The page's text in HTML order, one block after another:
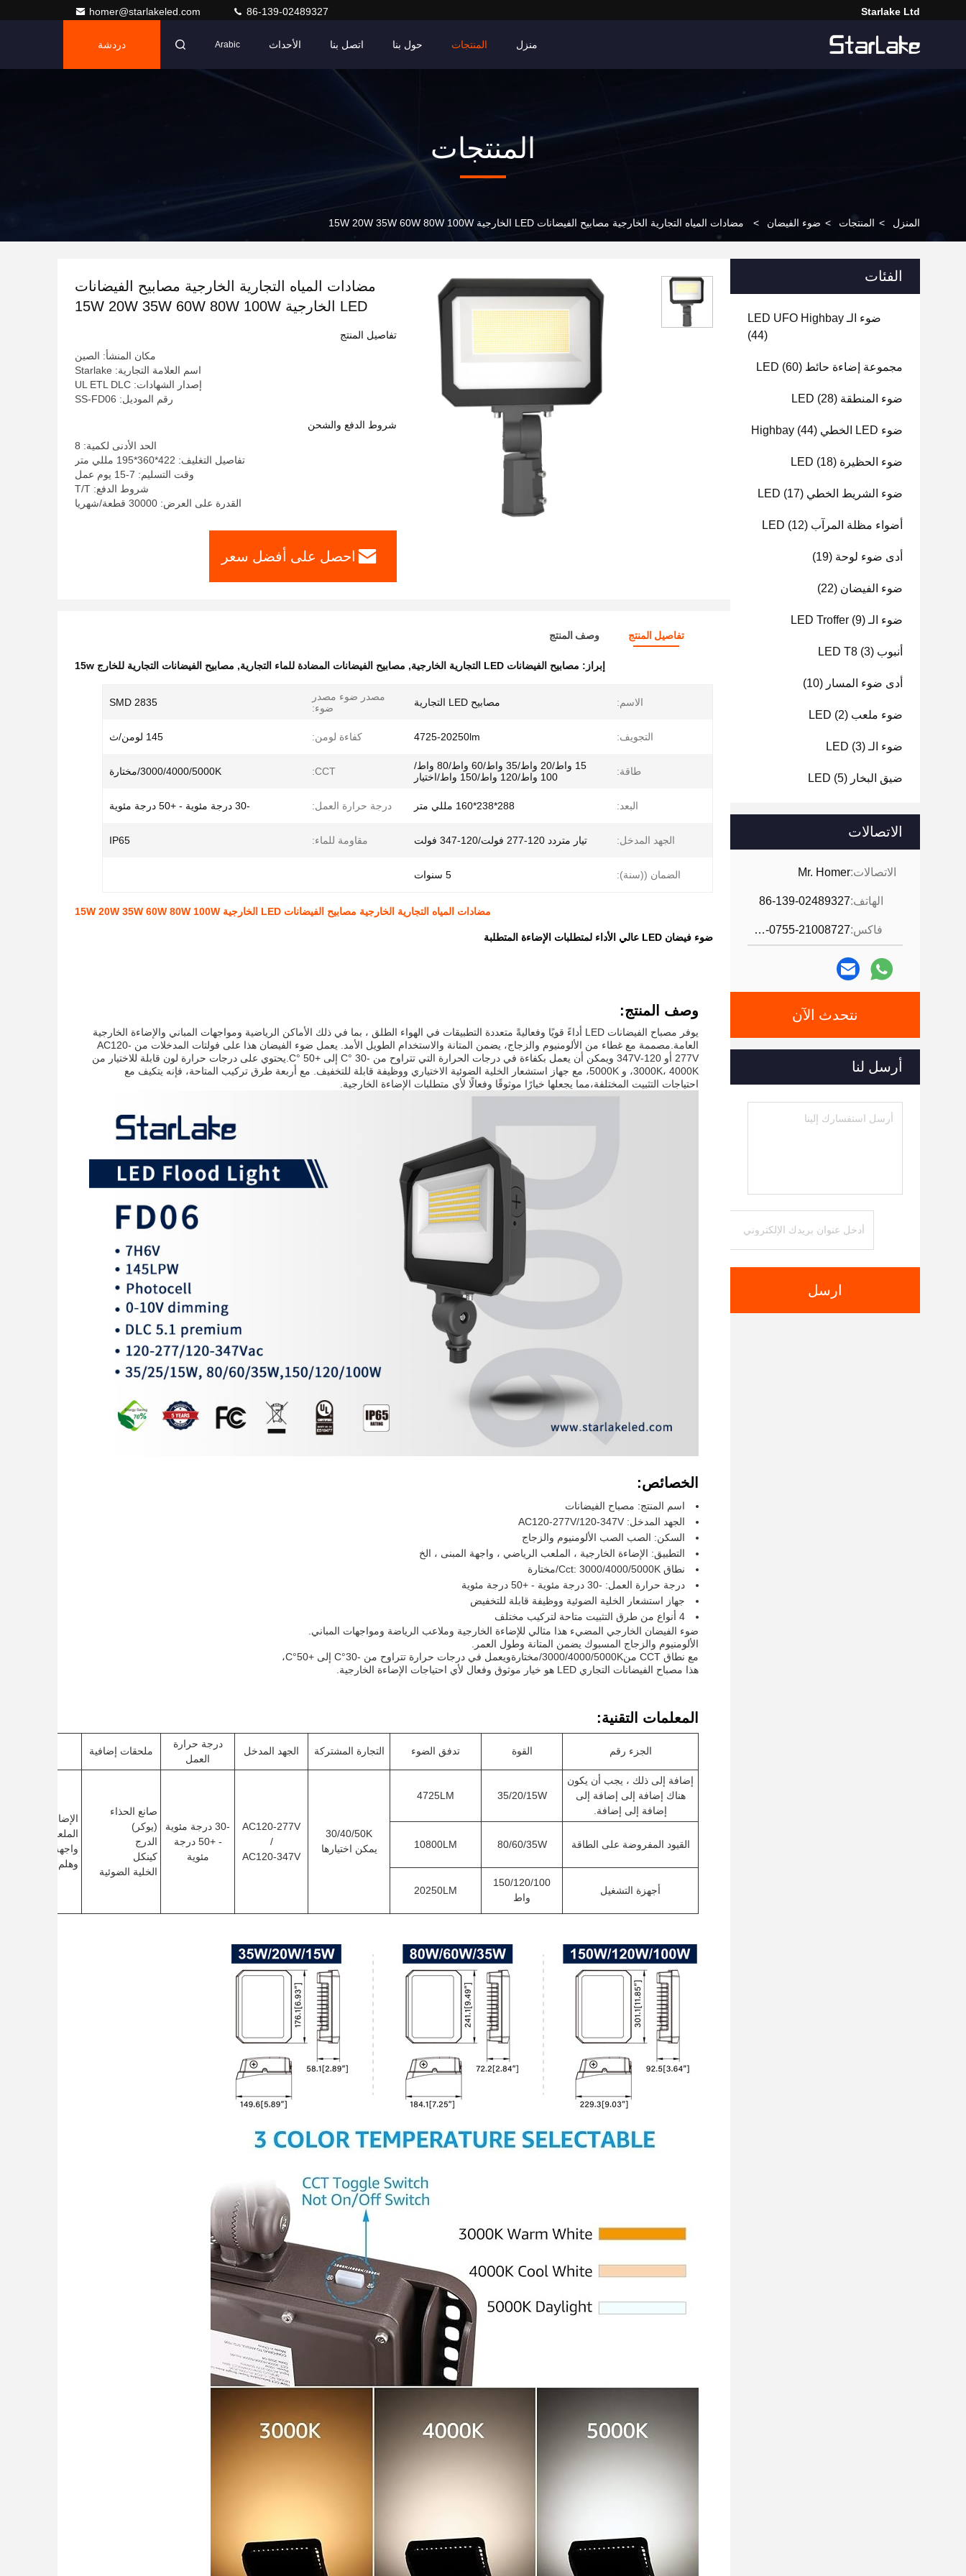
Starlake Ltd
homer@starlakeled.com 86-139-02489327
منزل المنتجات حول بنا اتصل بنا الأحداث Arabic دردشة
المنتجات
المنزل > المنتجات > ضوء الفيضان > مضادات المياه التجارية الخارجية مصابيح الفيضانات LED الخارجية 15W 20W 35W 60W 80W 100W
الفئات
ضوء الـ LED UFO Highbay
(44)
مجموعة إضاءة حائط LED (60)
ضوء المنطقة LED (28)
ضوء LED الخطي Highbay (44)
ضوء الحظيرة LED (18)
ضوء الشريط الخطي LED (17)
أضواء مظلة المرآب LED (12)
أدى ضوء لوحة (19)
ضوء الفيضان (22)
ضوء الـ LED Troffer (9)
أنبوب LED T8 (3)
أدى ضوء المسار (10)
ضوء ملعب LED (2)
ضوء الـ LED (3)
ضيق البخار LED (5)
الاتصالات
الاتصالات:Mr. Homer
الهاتف:86-139-02489327
فاكس: 86-0755-21008727
نتحدث الآن
أرسل لنا
ارسل
مضادات المياه التجارية الخارجية مصابيح الفيضانات
LED الخارجية 15W 20W 35W 60W 80W 100W
تفاصيل المنتج
مكان المنشأ: الصين
اسم العلامة التجارية: Starlake
إصدار الشهادات: UL ETL DLC
رقم الموديل: SS-FD06
شروط الدفع والشحن
الحد الأدنى لكمية: 8
تفاصيل التغليف: 422*360*195 مللي متر
وقت التسليم: 7-15 يوم عمل
شروط الدفع: T/T
القدرة على العرض: 30000 قطعة/شهريا
احصل على أفضل سعر
تفاصيل المنتج وصف المنتج
إبراز: مصابيح الفيضانات LED التجارية الخارجية , مصابيح الفيضانات المضادة للماء التجارية, مصابيح الفيضانات التجارية للخارج 15w
الاسم: مصابيح LED التجارية
مصدر ضوء مصدر
ضوء:
SMD 2835
التجويف: 4725-20250lm كفاءة لومن: 145 لومن/ث
طاقة:
15 واط/20 واط/35 واط/60 واط/80 واط/
100 واط/120 واط/150 واط/اختيار
CCT: 3000/4000/5000K/مختارة
البعد: 288*238*160 مللي متر درجة حرارة العمل: -30 درجة مئوية - +50 درجة مئوية
الجهد المدخل: تيار متردد 120-277 فولت/120-347 فولت مقاومة للماء: IP65
الضمان ((سنة): 5 سنوات
مضادات المياه التجارية الخارجية مصابيح الفيضانات LED الخارجية 15W 20W 35W 60W 80W 100W
ضوء فيضان LED عالي الأداء لمتطلبات الإضاءة المتطلبة
وصف المنتج:
يوفر مصباح الفيضانات LED أداءً قويًا وفعاليةً متعددة التطبيقات في الهواء الطلق ، بما في ذلك الأماكن الرياضية ومواجهات المباني والإضاءة الخارجية
العامة.مصممة مع غطاء من الألومنيوم والزجاج، يضمن المتانة والاستخدام الطويل الأمد. يعمل ضوء الفيضان هذا على فولتات المدخلات من AC120-
277V أو 120-347V ويمكن أن يعمل بكفاءة في درجات الحرارة التي تتراوح من -30 °C إلى +50 °C.يحتوي على درجات حرارة لون قابلة للاختيار من
3000K، 4000K، و 5000K، مع جهاز استشعار الخلية الضوئية الاختياري ووظيفة قابلة للتخفيف. مع أربعة طرق تركيب المتاحة، فإنه يتكيف مع
احتياجات التثبيت المختلفة،مما يجعلها خيارًا موثوقًا وفعالًا لأي متطلبات الإضاءة الخارجية.
الخصائص:
اسم المنتج: مصباح الفيضانات
الجهد المدخل: AC120-277V/120-347V
السكن: الصب الصب الألومنيوم والزجاج
التطبيق: الإضاءة الخارجية ، الملعب الرياضي ، واجهة المبنى ، الخ
نطاق Cct: 3000/4000/5000K/مختارة
درجة حرارة العمل: -30 درجة مئوية - +50 درجة مئوية
جهاز استشعار الخلية الضوئية ووظيفة قابلة للتخفيض
4 أنواع من طرق التثبيت متاحة لتركيب مختلف
ضوء الفيضان الخارجي المضيء هذا مثالي للإضاءة الخارجية وملاعب الرياضة ومواجهات المباني.
الألومنيوم والزجاج المسبوك يضمن المتانة وطول العمر.
مع نطاق CCT من
3000/4000/5000K/مختارة
ويعمل في درجات حرارة تتراوح من -30°C إلى +50°C،
هذا مصباح الفيضانات التجاري LED هو خيار موثوق وفعال لأي احتياجات الإضاءة الخارجية.
المعلمات التقنية:
الجزء رقم القوة تدفق الضوء التجارة المشتركة الجهد المدخل
درجة حرارة
العمل
ملحقات إضافية
إضافة إلى ذلك ، يجب أن يكون
هناك إضافة إلى إضافة إلى
إضافة إلى إضافة.
35/20/15W
4725LM
30/40/50K
يمكن اختيارها
AC120-277V
/
AC120-347V
-30 درجة مئوية
- +50 درجة
مئوية
صانع الحذاء
(يوكر)
الدرج
كينكل
الخلية الضوئية
الإضاءة الخارجية
الملعب الرياضي
واجهة المبنى
وهلم جرا
القيود المفروضة على الطاقة 80/60/35W
10800LM
أجهزة التشغيل
150/120/100
واط
20250LM